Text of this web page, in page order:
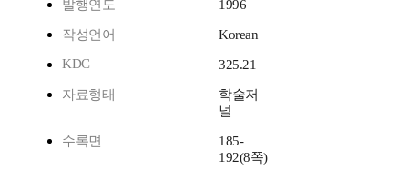
발행연도 1996
작성언어
Korean
KDC
325.21
자료형태
학술저
널
수록면
185-
192(8쪽)